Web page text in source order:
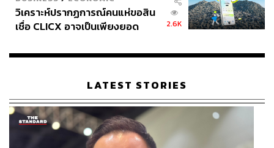
จริยา จันทร์เจิดศักดิ์ ผู้ช่วยกรรมการผู้จัดการสายงานพัฒนา
ผลิตภัณฑ์ บริษัท แสนสิริ จำกัด (มหาชน)
วิเคราะห์ปรากฏการณ์คนแห่ขอสิน
เชื่อ CLICX อาจเป็นเพียงยอด
เรือนไทยที่ถูกซุกไว้
2.6K
LATEST STORIES